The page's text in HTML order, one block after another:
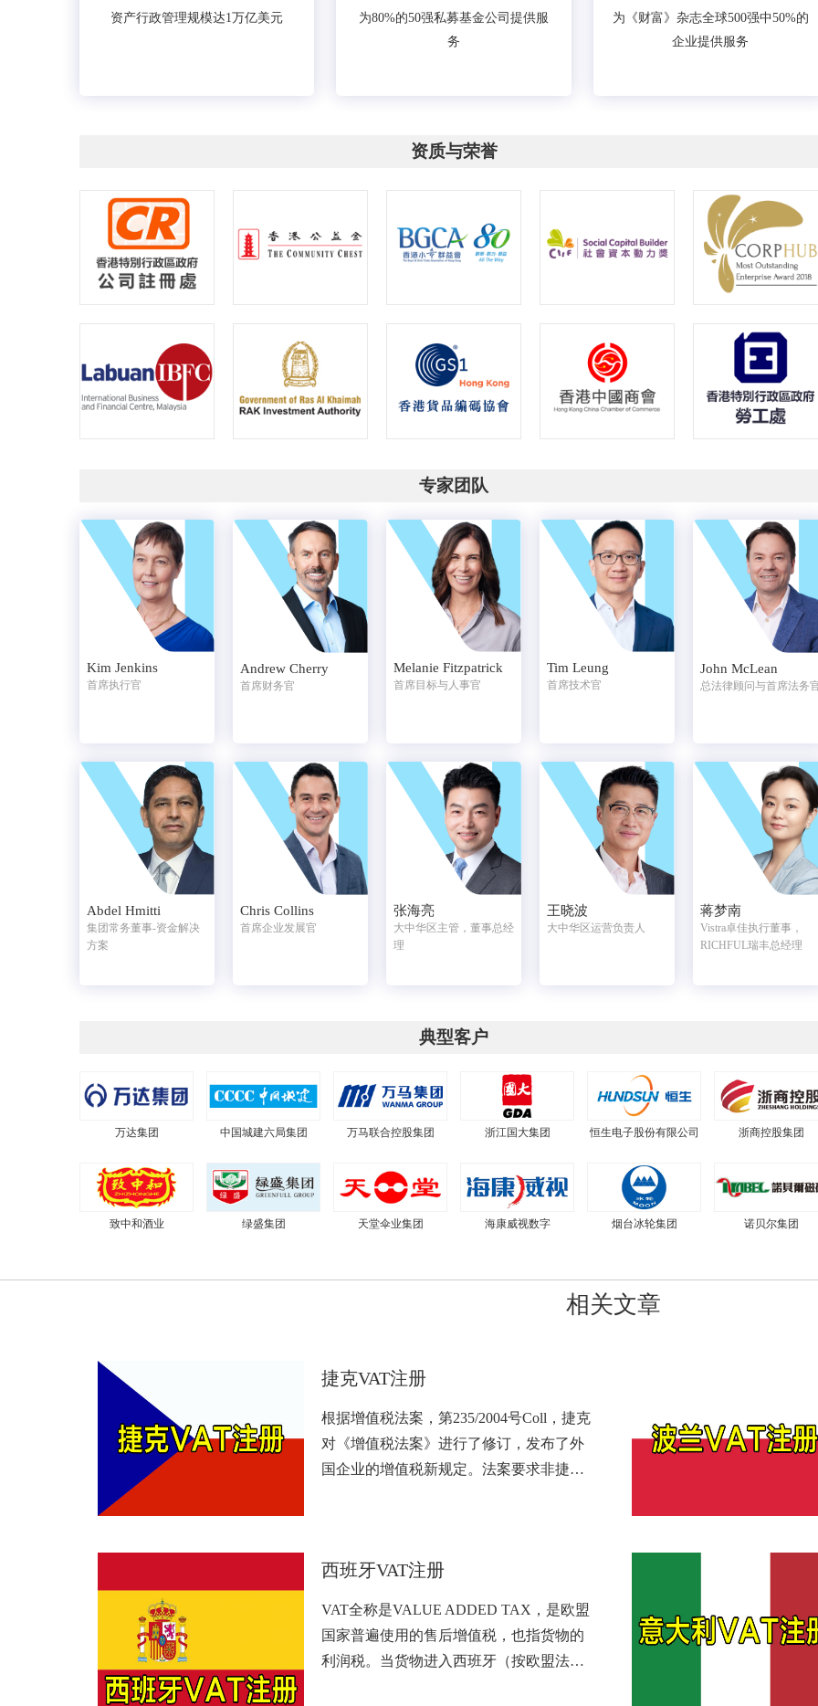
资产行政管理规模达1万亿美元
为80%的50强私募基金公司提供服
务
为《财富》杂志全球500强中50%的
企业提供服务
资质与荣誉
专家团队
Kim Jenkins
首席执行官
Andrew Cherry
首席财务官
Melanie Fitzpatrick
首席目标与人事官
Tim Leung
首席技术官
John McLean
总法律顾问与首席法务
Abdel Hmitti
集团常务董事-资金解决
方案
Chris Collins
首席企业发展官
张海亮
大中华区主管，董事总经
理
王晓波
大中华区运营负责人
蒋梦南
Vistra卓佳执行董事，
RICHFUL瑞丰总经理
典型客户
万达集团 中国城建六局集团 万马联合控股集团 浙江国大集团 恒生电子股份有限公司 浙商控股集团
致中和酒业 绿盛集团 天堂伞业集团 海康威视数字 烟台冰轮集团 诺贝尔集团
相关文章
捷克VAT注册
根据增值税法案，第235/2004号Coll，捷克
对《增值税法案》进行了修订，发布了外
国企业的增值税新规定。法案要求非捷…
西班牙VAT注册
VAT全称是VALUE ADDED TAX，是欧盟
国家普遍使用的售后增值税，也指货物的
利润税。当货物进入西班牙（按欧盟法…